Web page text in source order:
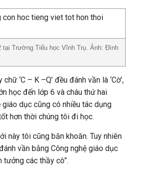
tại Trường Tiểu học Vĩnh Trụ. Ảnh: Đình
‘C – K –Q’ đều đánh vần là ‘Cờ’,
học đến lớp 6 và cháu thứ hai
dục cũng có nhiều tác dụng
hơn thời chúng tôi đi học.
này tôi cũng băn khoăn. Tuy nhiên
vần bằng Công nghệ giáo dục
các thầy cô”.